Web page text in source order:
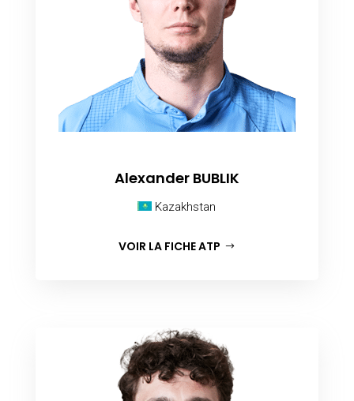
Alexander BUBLIK
Kazakhstan
VOIR LA FICHE ATP